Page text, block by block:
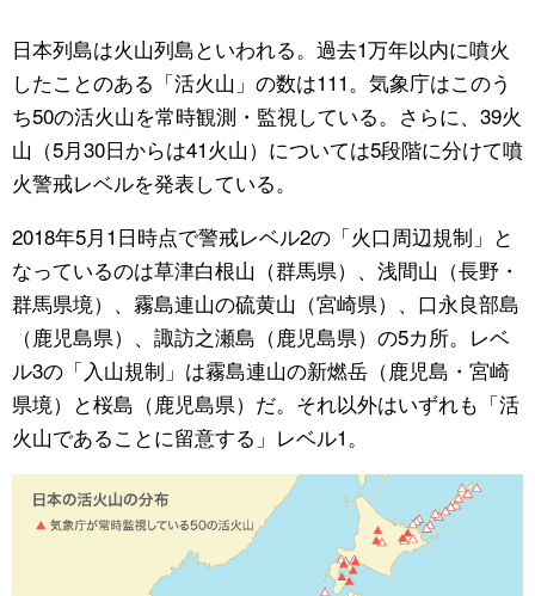
東京
お知らせ
公式SNS
日本列島は火山列島といわれる。過去1万年以内に噴火
したことのある「活火山」の数は111。気象庁はこのう
ち50の活火山を常時観測・監視している。さらに、39火
山（5月30日からは41火山）については5段階に分けて噴
火警戒レベルを発表している。
2018年5月1日時点で警戒レベル2の「火口周辺規制」と
なっているのは草津白根山（群馬県）、浅間山（長野・
群馬県境）、霧島連山の硫黄山（宮崎県）、口永良部島
（鹿児島県）、諏訪之瀬島（鹿児島県）の5カ所。レベ
ル3の「入山規制」は霧島連山の新燃岳（鹿児島・宮崎
県境）と桜島（鹿児島県）だ。それ以外はいずれも「活
火山であることに留意する」レベル1。